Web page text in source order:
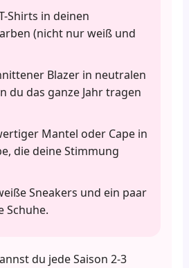
Shirts in deinen
(nicht nur weiß und
Blazer in neutralen
du das ganze Jahr tragen
Mantel oder Cape in
die deine Stimmung
Sneakers und ein paar
Schuhe.
du jede Saison 2-3